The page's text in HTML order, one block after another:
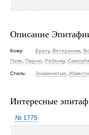
Описание
Кому: Брату, Ветеранам
Папе
Парню Ребенку,
Стиль: Знаменитые
Интересные
№ 1775